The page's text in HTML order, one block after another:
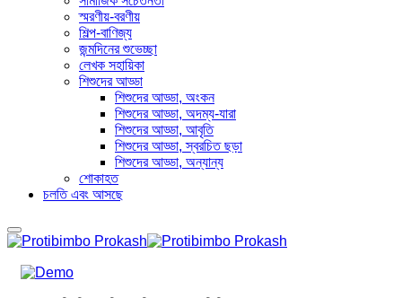
স্মরণীয়-বরণীয়
শিল্প-বাণিজ্য
জন্মদিনের শুভেচ্ছা
লেখক সহায়িকা
শিশুদের আড্ডা
শিশুদের আড্ডা, অংকন
শিশুদের আড্ডা, অদম্য-যারা
শিশুদের আড্ডা, আবৃতি
শিশুদের আড্ডা, স্বরচিত ছড়া
শিশুদের আড্ডা, অন্যান্য
শোকাহত
চলতি এবং আসছে